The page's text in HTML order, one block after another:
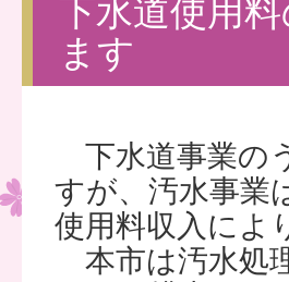
下水道使用
ます
下水道事業の
すが、汚水事業
使用料収入によ
本市は汚水処